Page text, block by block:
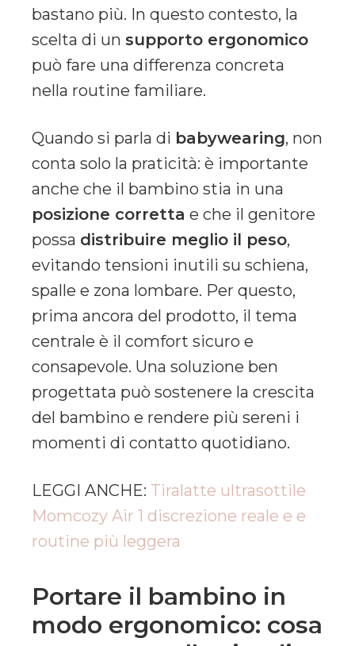
bastano più. In questo contesto, la
scelta di un supporto ergonomico
può fare una differenza concreta
nella routine familiare.
Quando si parla di babywearing, non
conta solo la praticità: è importante
anche che il bambino stia in una
posizione corretta e che il genitore
possa distribuire meglio il peso,
evitando tensioni inutili su schiena,
spalle e zona lombare. Per questo,
prima ancora del prodotto, il tema
centrale è il comfort sicuro e
consapevole. Una soluzione ben
progettata può sostenere la crescita
del bambino e rendere più sereni i
momenti di contatto quotidiano.
LEGGI ANCHE: Tiralatte ultrasottile
Momcozy Air 1 discrezione reale e e
routine più leggera
Portare il bambino in
modo ergonomico: cosa